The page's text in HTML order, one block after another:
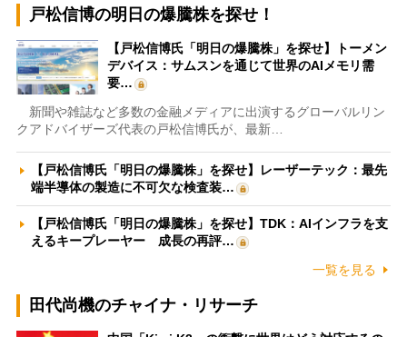
戸松信博の明日の爆騰株を探せ！
【戸松信博氏「明日の爆騰株」を探せ】トーメン
デバイス：サムスンを通じて世界のAIメモリ需
要…
新聞や雑誌など多数の金融メディアに出演するグローバルリン
クアドバイザーズ代表の戸松信博氏が、最新…
【戸松信博氏「明日の爆騰株」を探せ】レーザーテック：最先
端半導体の製造に不可欠な検査装…
【戸松信博氏「明日の爆騰株」を探せ】TDK：AIインフラを支
えるキープレーヤー 成長の再評…
一覧を見る
田代尚機のチャイナ・リサーチ